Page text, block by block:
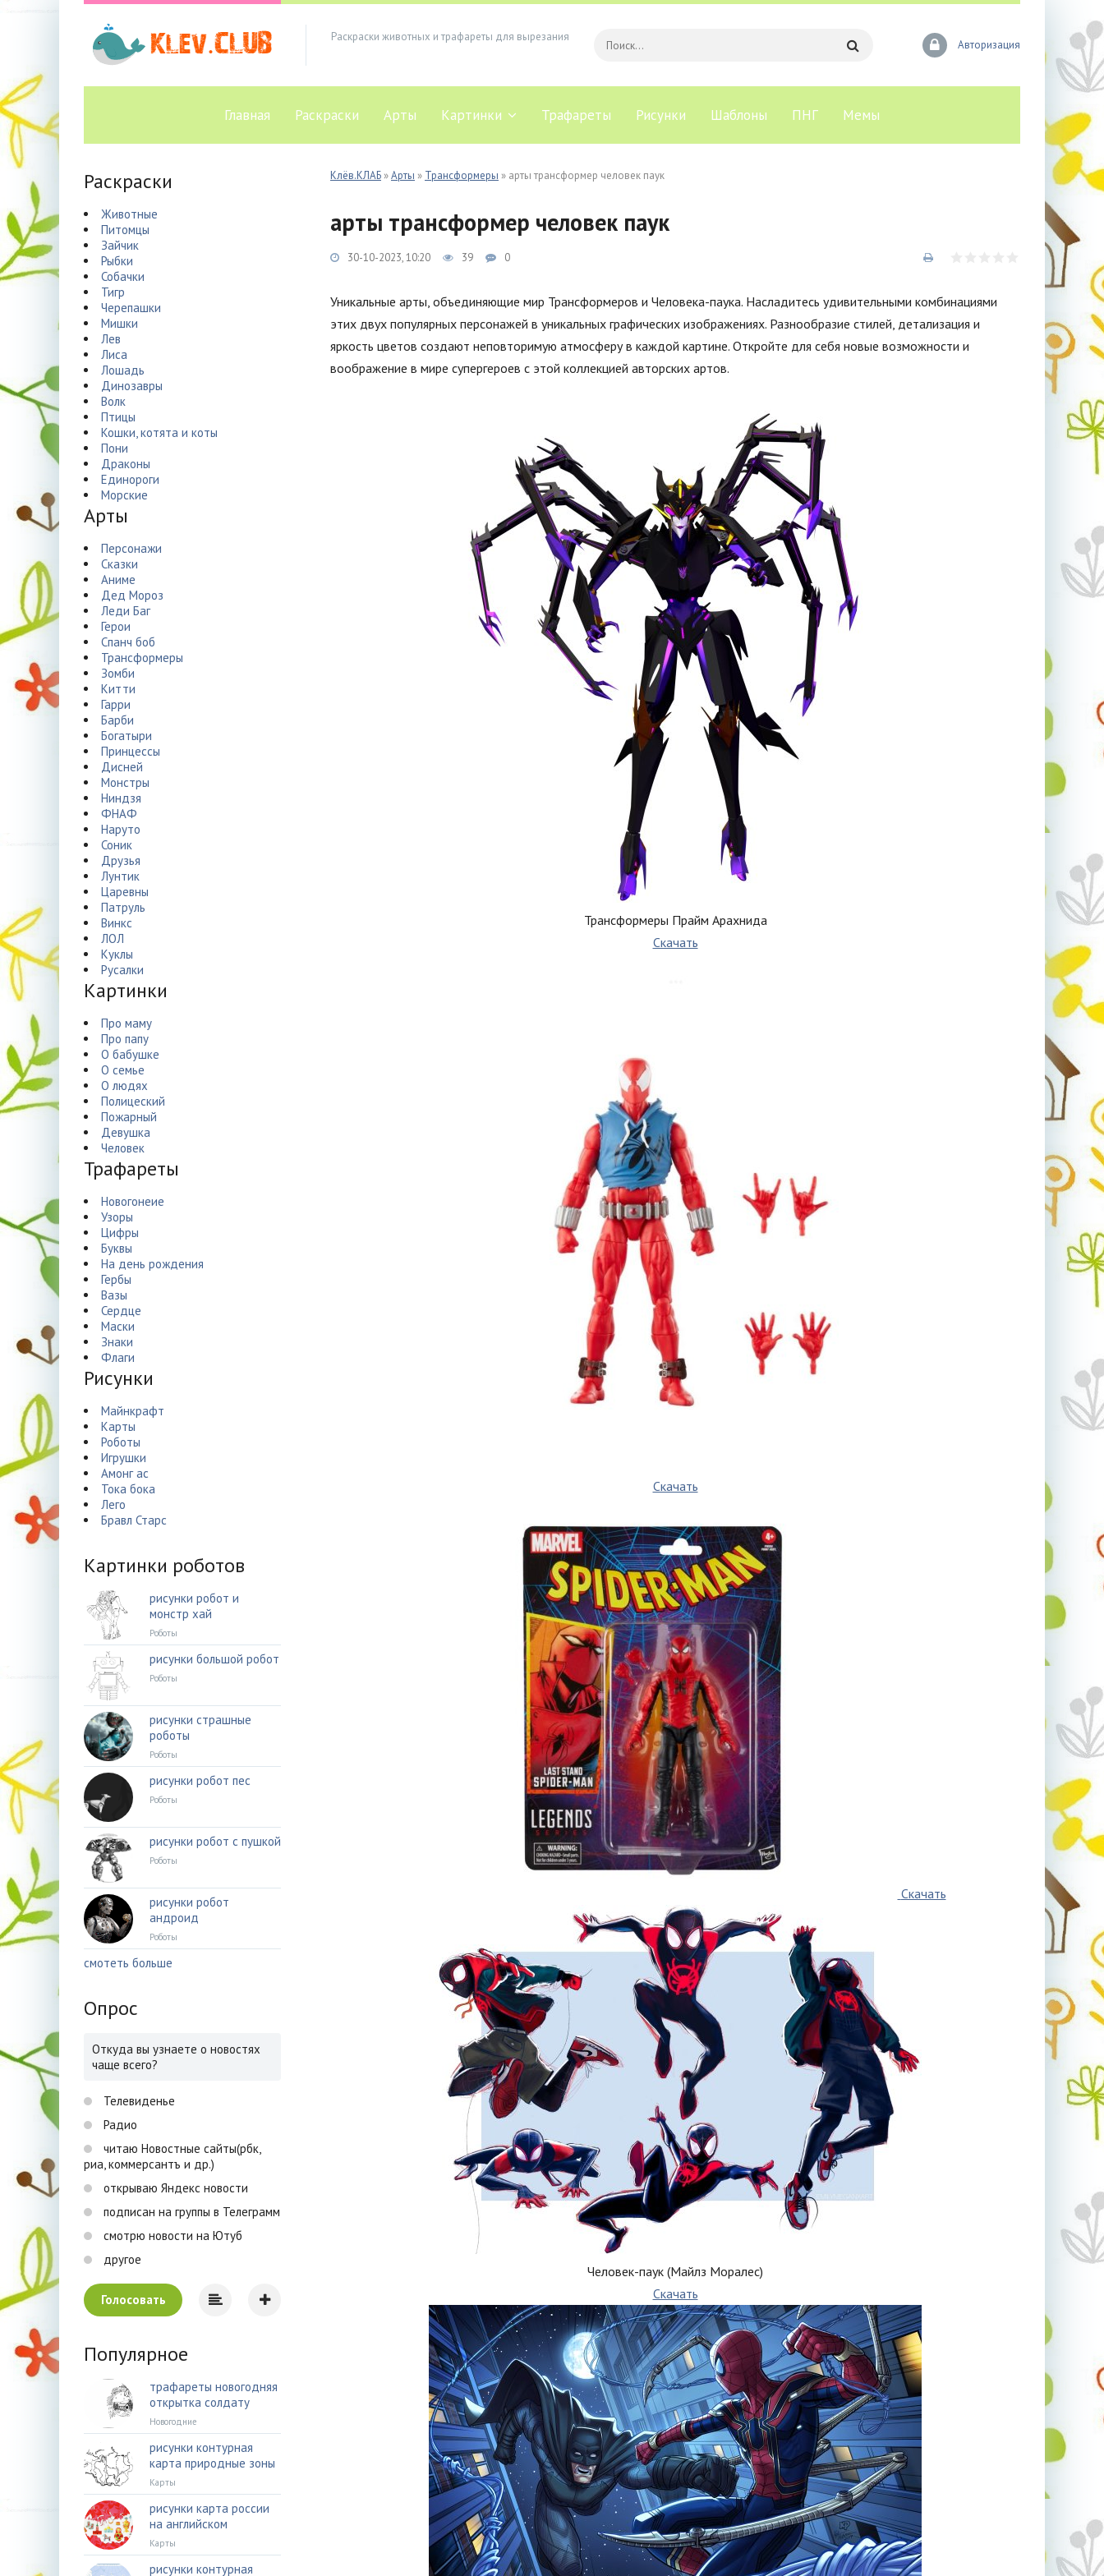
Раскраски животных и трафареты для вырезания
Авторизация
Главная Раскраски Арты Картинки Трафареты Рисунки Шаблоны ПНГ Мемы
Клёв.КЛАБ »Арты » Трансформеры » арты трансформер человек паук
арты трансформер человек паук
30-10-2023, 10:20 39 0
Уникальные арты, объединяющие мир Трансформеров и Человека-паука. Насладитесь удивительными комбинациями
этих двух популярных персонажей в уникальных графических изображениях. Разнообразие стилей, детализация и
яркость цветов создают неповторимую атмосферу в каждой картине. Откройте для себя новые возможности и
воображение в мире супергероев с этой коллекцией авторских артов.
Трансформеры Прайм Арахнида
Скачать
Скачать
Скачать
Человек-паук (Майлз Моралес)
Скачать
Раскраски
Животные
Питомцы
Зайчик
Рыбки
Собачки
Тигр
Черепашки
Мишки
Лев
Лиса
Лошадь
Динозавры
Волк
Птицы
Кошки, котята и коты
Пони
Драконы
Единороги
Морские
Арты
Персонажи
Сказки
Аниме
Дед Мороз
Леди Баг
Герои
Спанч боб
Трансформеры
Зомби
Китти
Гарри
Барби
Богатыри
Принцессы
Дисней
Монстры
Ниндзя
ФНАФ
Наруто
Соник
Друзья
Лунтик
Царевны
Патруль
Винкс
ЛОЛ
Куклы
Русалки
Картинки
Про маму
Про папу
О бабушке
О семье
О людях
Полицеский
Пожарный
Девушка
Человек
Трафареты
Новогонеие
Узоры
Цифры
Буквы
На день рождения
Гербы
Вазы
Сердце
Маски
Знаки
Флаги
Рисунки
Майнкрафт
Карты
Роботы
Игрушки
Амонг ас
Тока бока
Лего
Бравл Старс
Картинки роботов
рисунки робот и
монстр хай
Роботы
рисунки большой робот
Роботы
рисунки страшные
роботы
Роботы
рисунки робот пес
Роботы
рисунки робот с пушкой
Роботы
рисунки робот
андроид
Роботы
смотеть больше
Опрос
Откуда вы узнаете о новостях
чаще всего?
Телевиденье
Радио
читаю Новостные сайты(рбк,
риа, коммерсантъ и др.)
открываю Яндекс новости
подписан на группы в Телеграмм
смотрю новости на Ютуб
другое
Голосовать
Популярное
трафареты новогодняя
открытка солдату
Новогодние
рисунки контурная
карта природные зоны
Карты
рисунки карта россии
на английском
Карты
рисунки контурная